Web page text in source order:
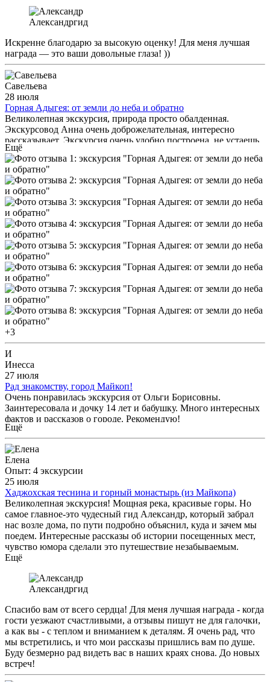
Александргид
Искренне благодарю за высокую оценку! Для меня лучшая
награда — это ваши довольные глаза! ))
Савельева
28 июля
Горная Адыгея: от земли до неба и обратно
Великолепная экскурсия, природа просто обалденная.
Экскурсовод Анна очень доброжелательная, интересно
рассказывает. Экскурсия очень удобно построена, не устаешь,
ходить приходится недалеко, только по интересным местам,
при желании есть возможность купить сувениры и местную
продукцию на маленьких рыночках возле
достопримечательностей.
Ещё
+3
И
Инесса
27 июля
Рад знакомству, город Майкоп!
Очень понравилась экскурсия от Ольги Борисовны.
Заинтересовала и дочку 14 лет и бабушку. Много интересных
фактов и рассказов о городе. Рекомендую!
Ещё
Елена
Опыт: 4 экскурсии
25 июля
Хаджохская теснина и горный монастырь (из Майкопа)
Великолепная экскурсия! Мощная река, красивые горы. Но
самое главное-это чудесный гид Александр, который забрал
нас возле дома, по пути подробно объяснил, куда и зачем мы
поедем. Интересные рассказы об истории посещенных мест,
чувство юмора сделали это путешествие незабываемым.
Ещё
Александргид
Спасибо вам от всего сердца! Для меня лучшая награда - когда
гости уезжают счастливыми, а отзывы пишут не для галочки,
а как вы - с теплом и вниманием к деталям. Я очень рад, что
мы встретились, и что мои рассказы пришлись вам по душе.
Буду безмерно рад видеть вас в наших краях снова. До новых
встреч!